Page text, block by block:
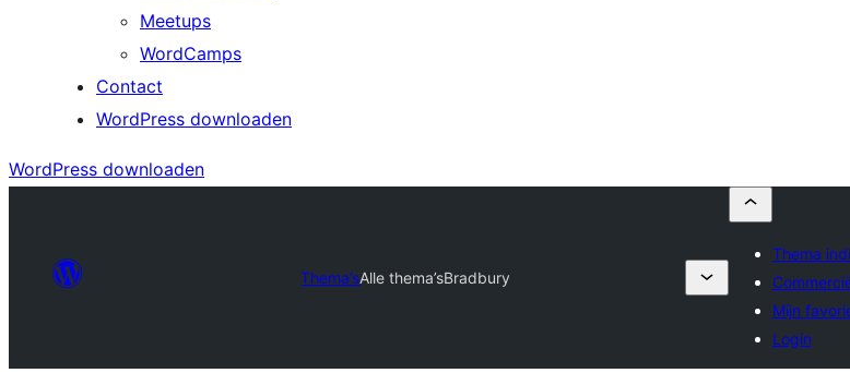
Meetups
WordCamps
Contact
WordPress downloaden
WordPress downloaden
Thema’sAlle thema’sBradbury
Thema
Mijn
Login